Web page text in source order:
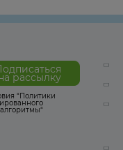
рассылку
“Политики